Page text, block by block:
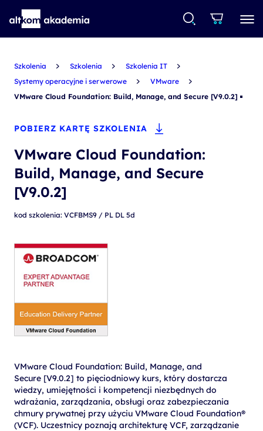
Szkolenia Szkolenia
Szkolenia IT
Systemy operacyjne i serwerowe
VMware
VMware Cloud Foundation: Build, Manage, and Secure [V9.0.2]
POBIERZ KARTĘ SZKOLENIA
VMware Cloud Foundation:
Build, Manage, and Secure
[V9.0.2]
kod szkolenia: VCFBMS9 / PL DL 5d
VMware Cloud Foundation: Build, Manage, and
Secure [V9.0.2] to pięciodniowy kurs, który dostarcza
wiedzy, umiejętności i kompetencji niezbędnych do
wdrażania, zarządzania, obsługi oraz zabezpieczania
chmury prywatnej przy użyciu VMware Cloud Foundation®
(VCF). Uczestnicy poznają architekturę VCF, zarządzanie